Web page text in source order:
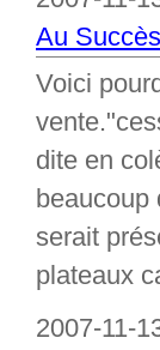
Au
Voici
dite en
beaucoup
serait
plateaux
2007-11-